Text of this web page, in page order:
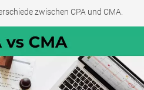
zwischen CPA und CMA.